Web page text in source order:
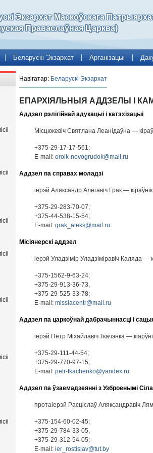
Экзархат Маскоўскага
Праваслаўная Царква)
Беларускі Экзархат Арганізацыі
Навігатар: Беларускі Экзархат
ЕПАРХІЯЛЬНЫЯ АДДЗЕЛЫ І
Аддзел рэлігійнай адукацыі і катэхізацыі
Місцюкевіч Святлана Леанідаўна —
+375-29-17-17-561;
E-mail: oroik-novogrudok@mail.ru
Аддзел па справах моладзі
іерэй Аляксандр Алегавіч Грак — кіраўнік
+375-29-283-70-07;
+375-44-538-15-54;
Е-mail: grak_aleks@mail.ru
Місіянерскі аддзел
іерэй Уладзімір Уладзіміравіч Каляда —
+375-1562-9-63-24;
+375-29-913-36-73,
+375-29-525-33-78;
Е-mail: missiacentr@mail.ru
Аддзел па царкоўнай дабрачыннасці і
іерэй Пётр Міхайлавіч Ткачэнка —
+375-29-111-44-54;
+375-29-770-97-15;
Е-mail: petr-tkachenko@yandex.ru
Аддзел па ўзаемадзеянні з Узброенымі
протаіерэй Расціслаў Аляксандравіч
+375-154-60-02-45;
+375-29-784-33-05,
+375-29-312-54-05;
Е-mail: ier_rostislav@tut.by